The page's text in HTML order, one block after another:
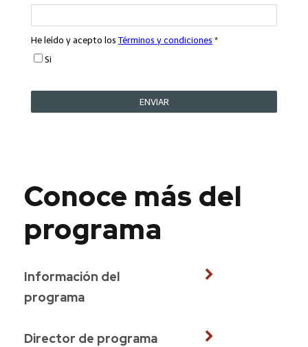
Conoce más del
programa
Información del
programa
Director de programa